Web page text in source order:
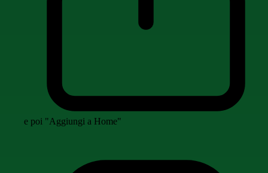
e poi "Aggiungi a Home"